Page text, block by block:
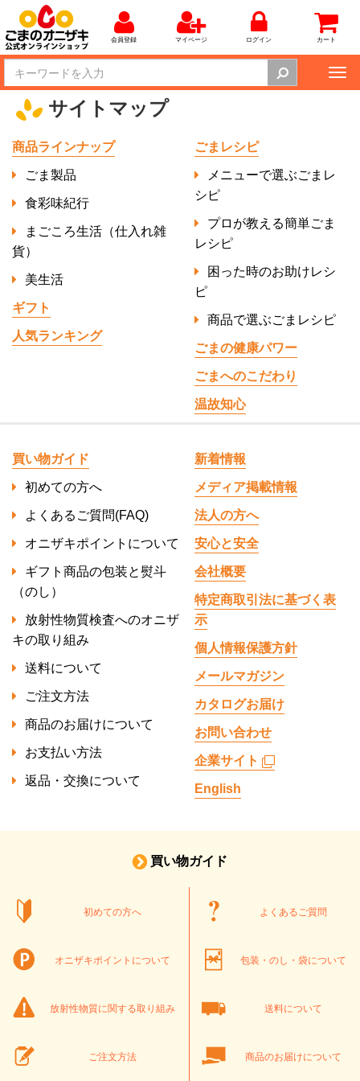
会員登録 マイページ ログイン カート
サイトマップ
商品ラインナップ
ごま製品
食彩味紀行
まごころ生活（仕入れ雑
貨）
美生活
ギフト
人気ランキング
ごまレシピ
メニューで選ぶごまレ
シピ
プロが教える簡単ごま
レシピ
困った時のお助けレシ
ピ
商品で選ぶごまレシピ
ごまの健康パワー
ごまへのこだわり
温故知心
買い物ガイド
初めての方へ
よくあるご質問(FAQ)
オニザキポイントについて
ギフト商品の包装と熨斗
（のし）
放射性物質検査へのオニザ
キの取り組み
送料について
ご注文方法
商品のお届けについて
お支払い方法
返品・交換について
新着情報
メディア掲載情報
法人の方へ
安心と安全
会社概要
特定商取引法に基づく表
示
個人情報保護方針
メールマガジン
カタログお届け
お問い合わせ
企業サイト
English
買い物ガイド
初めての方へ よくあるご質問
オニザキポイントについて 包装・のし・袋について
放射性物質に関する取り組み 送料について
ご注文方法 商品のお届けについて